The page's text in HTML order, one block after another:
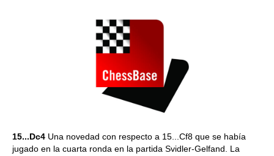
15...Dc4 Una novedad con respecto a 15...Cf8 que se había
jugado en la cuarta ronda en la partida Svidler-Gelfand. La